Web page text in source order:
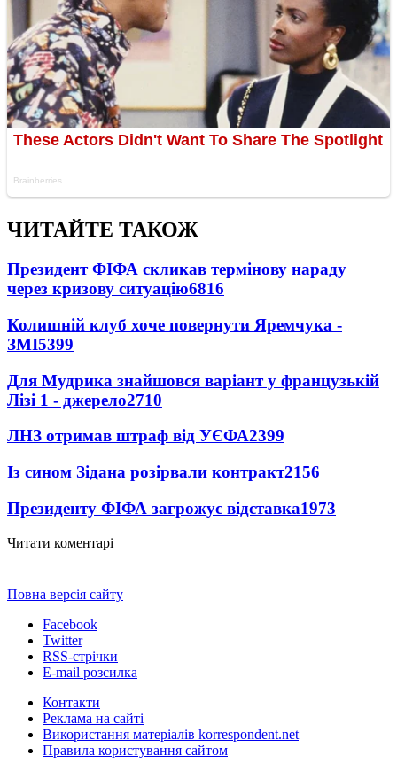
ЧИТАЙТЕ ТАКОЖ
Президент ФІФА скликав термінову нараду
через кризову ситуацію6816
Колишній клуб хоче повернути Яремчука -
ЗМІ5399
Для Мудрика знайшовся варіант у французькій
Лізі 1 - джерело2710
ЛНЗ отримав штраф від УЄФА2399
Із сином Зідана розірвали контракт2156
Президенту ФІФА загрожує відставка1973
Читати коментарі
Повна версія сайту
Facebook
Twitter
RSS-стрічки
E-mail розсилка
Контакти
Реклама на сайті
Використання матеріалів korrespondent.net
Правила користування сайтом